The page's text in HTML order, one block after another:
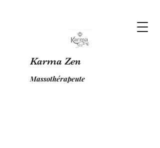
Karma Zen
Massothérapeute